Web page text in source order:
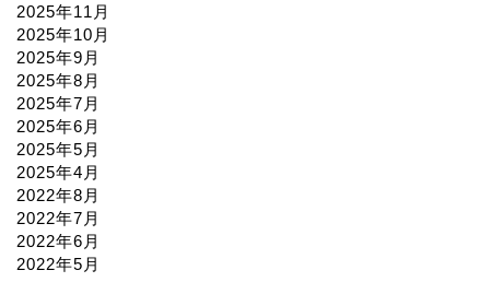
2025年11月
2025年10月
2025年9月
2025年8月
2025年7月
2025年6月
2025年5月
2025年4月
2022年8月
2022年7月
2022年6月
2022年5月